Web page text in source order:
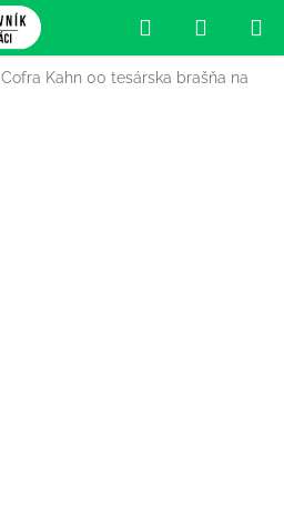
Hľadať
KOŠÍK
Cofra Kahn 00 tesárska brašňa na